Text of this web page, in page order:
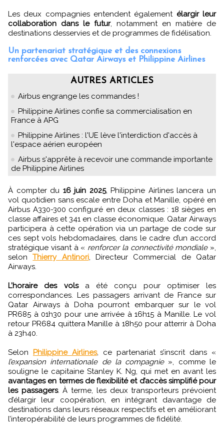
Les deux compagnies entendent également élargir leur
collaboration dans le futur, notamment en matière de
destinations desservies et de programmes de fidélisation.
Un partenariat stratégique et des connexions
renforcées avec Qatar Airways et Philippine Airlines
AUTRES ARTICLES
Airbus engrange les commandes !
Philippine Airlines confie sa commercialisation en
France à APG
Philippine Airlines : l'UE lève l'interdiction d'accès à
l'espace aérien européen
Airbus s'apprête à recevoir une commande importante
de Philippine Airlines
À compter du 16 juin 2025, Philippine Airlines lancera un
vol quotidien sans escale entre Doha et Manille, opéré en
Airbus A330-300 configuré en deux classes : 18 sièges en
classe affaires et 341 en classe économique. Qatar Airways
participera à cette opération via un partage de code sur
ces sept vols hebdomadaires, dans le cadre d’un accord
stratégique visant à « renforcer la connectivité mondiale»,
selonThierry Antinori, Directeur Commercial de Qatar
Airways.
L’horaire des volsa été conçu pour optimiser les
correspondances. Les passagers arrivant de France sur
Qatar Airways à Doha pourront embarquer sur le vol
PR685 à 01h30 pour une arrivée à 16h15 à Manille. Le vol
retour PR684 quittera Manille à 18h50 pour atterrir à Doha
à 23h40.
Selon Philippine Airlines, ce partenariat s’inscrit dans «
l’expansion internationale de la compagnie», comme le
souligne le capitaine Stanley K. Ng, qui met en avant les
avantages en termes de flexibilité et d’accès simplifié pour
les passagers. À terme, les deux transporteurs prévoient
d’élargir leur coopération, en intégrant davantage de
destinations dans leurs réseaux respectifs et en améliorant
l’interopérabilité de leurs programmes de fidélité.